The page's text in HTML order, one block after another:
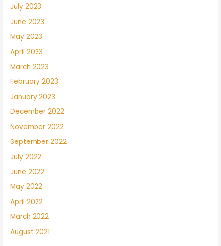
July 2023
June 2023
May 2023
April 2023
March 2023
February 2023
January 2023
December 2022
November 2022
September 2022
July 2022
June 2022
May 2022
April 2022
March 2022
August 2021